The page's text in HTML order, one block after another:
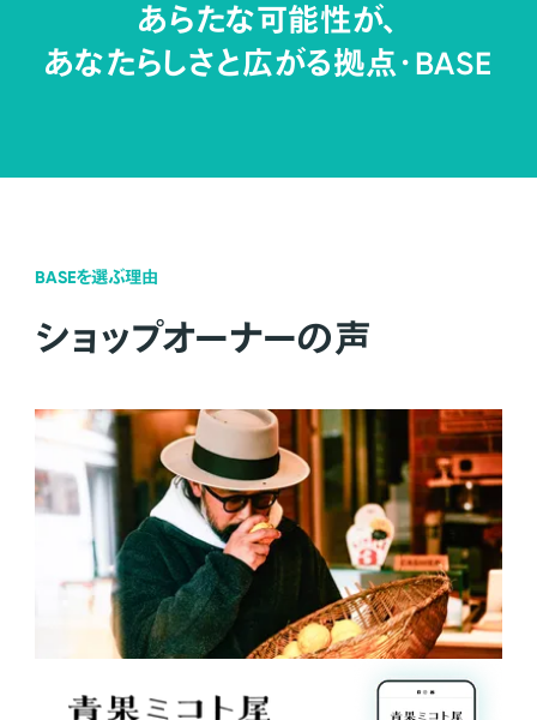
あらたな可能性が、
あなたらしさと広がる拠点・BASE
BASEを選ぶ理由
ショップオーナーの声